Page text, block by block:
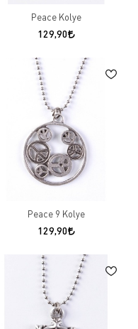
Peace Kolye
129,90
Peace 9 Kolye
129,90